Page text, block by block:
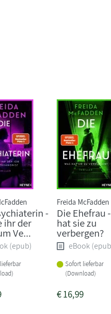
-
ihr der
Ve...
(epub)
Freida McFadden
Die Ehefrau
hat sie zu
verbergen?
eBook
Sofort lieferbar
(Download)
€16,99